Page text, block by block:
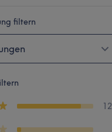
filtern